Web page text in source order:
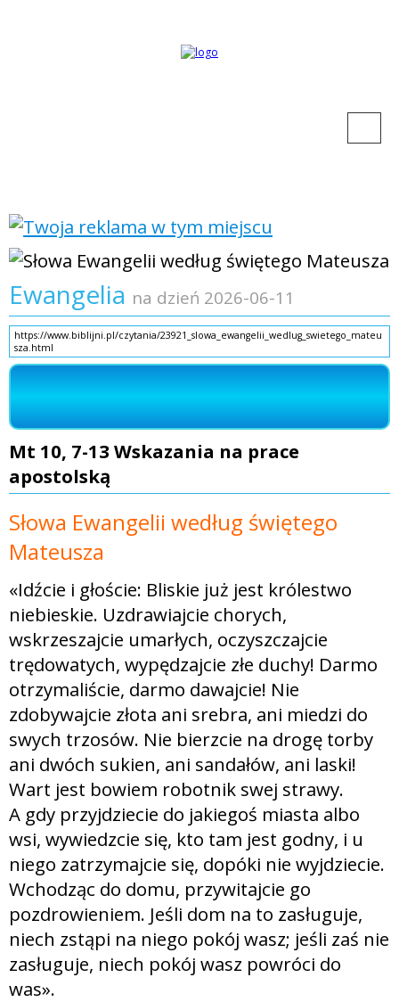
Ewangelia na dzień 2026-06-11
https://www.biblijni.pl/czytania/23921_slowa_ewangelii_wedlug_swietego_mateu
sza.html
Mt 10, 7-13 Wskazania na prace
apostolską
Słowa Ewangelii według świętego
Mateusza
«Idźcie i głoście: Bliskie już jest królestwo
niebieskie. Uzdrawiajcie chorych,
wskrzeszajcie umarłych, oczyszczajcie
trędowatych, wypędzajcie złe duchy! Darmo
otrzymaliście, darmo dawajcie! Nie
zdobywajcie złota ani srebra, ani miedzi do
swych trzosów. Nie bierzcie na drogę torby
ani dwóch sukien, ani sandałów, ani laski!
Wart jest bowiem robotnik swej strawy.
A gdy przyjdziecie do jakiegoś miasta albo
wsi, wywiedzcie się, kto tam jest godny, i u
niego zatrzymajcie się, dopóki nie wyjdziecie.
Wchodząc do domu, przywitajcie go
pozdrowieniem. Jeśli dom na to zasługuje,
niech zstąpi na niego pokój wasz; jeśli zaś nie
zasługuje, niech pokój wasz powróci do
was».